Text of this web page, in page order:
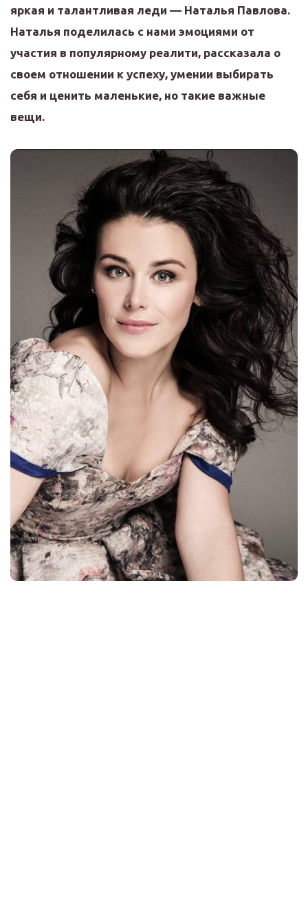
яркая и талантливая леди — Наталья Павлова.
Наталья поделилась с нами эмоциями от
участия в популярному реалити, рассказала о
своем отношении к успеху, умении выбирать
себя и ценить маленькие, но такие важные
вещи.